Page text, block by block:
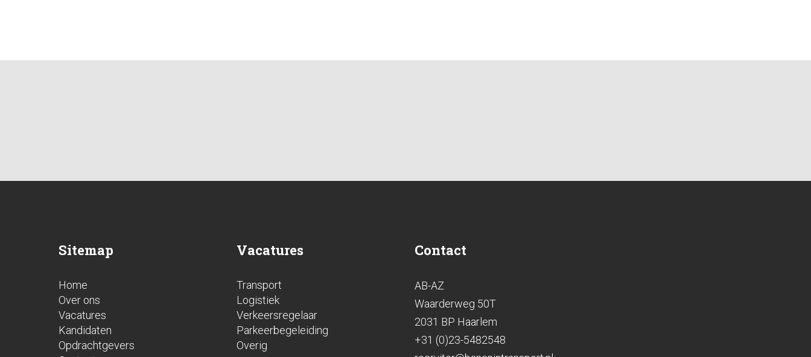
Sitemap
Home
Over ons
Vacatures
Kandidaten
Opdrachtgevers
Vacatures
Transport
Logistiek
Verkeersregelaar
Parkeerbegeleiding
Overig
Contact
AB-AZ
Waarderweg 50T
2031 BP Haarlem
+31 (0)23-5482548